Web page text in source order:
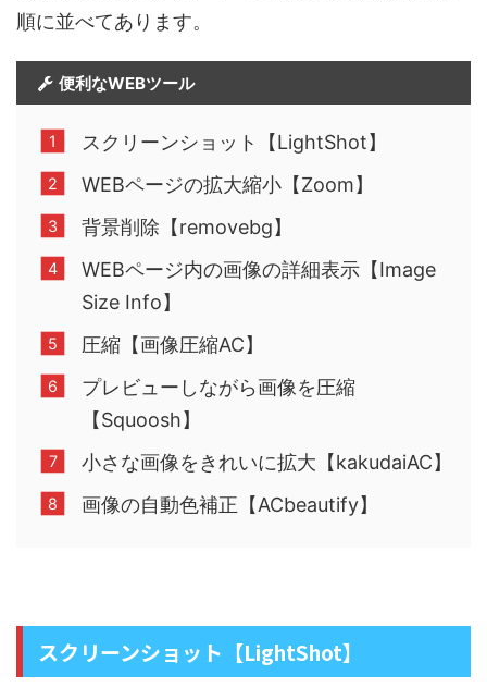
順に並べてあります。
便利なWEBツール
スクリーンショット【LightShot】
WEBページの拡大縮小【Zoom】
背景削除【removebg】
WEBページ内の画像の詳細表示【Image
Size Info】
圧縮【画像圧縮AC】
プレビューしながら画像を圧縮
【Squoosh】
小さな画像をきれいに拡大【kakudaiAC】
画像の自動色補正【ACbeautify】
スクリーンショット【LightShot】